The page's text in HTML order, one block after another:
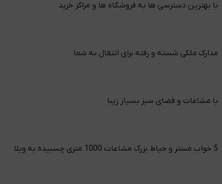
با بهترین دسترسی ها به فروشگاه ها و مراکز خرید
مدارک ملکی شسته و رفته برای انتقال به شما
با مشاعات و فضای سبز بسیار زیبا
5 خواب مستر و حیاط بزرگ مشاعات 1000 متری چسبیده به ویلا